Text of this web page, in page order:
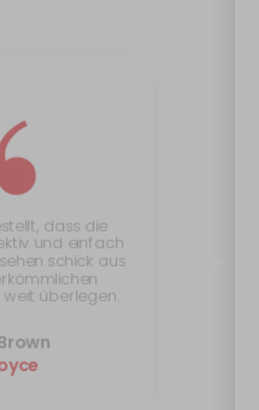
dass die
und einfach
schick aus
überlegen.